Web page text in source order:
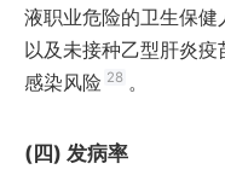
液职业危险的卫生保健
以及未接种乙型肝炎
感染风险 28 。
发病率